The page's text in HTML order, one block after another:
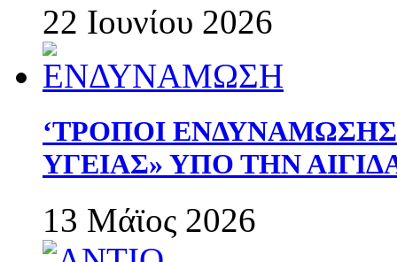
22 Ιουνίου 2026
‘ΤΡΟΠΟΙ
ΥΓΕΙΑΣ» ΥΠΟ ΤΗΝ
13 Μάϊος 2026